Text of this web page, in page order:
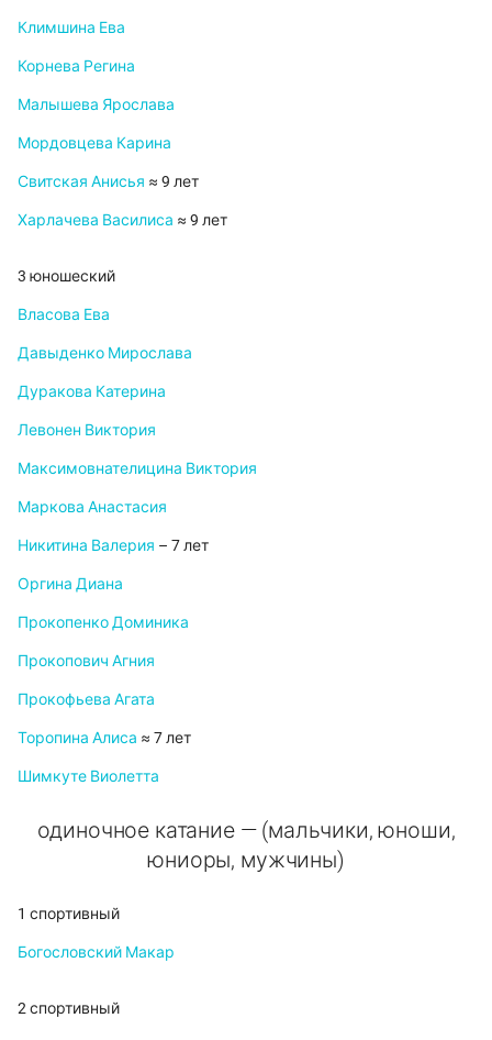
Климшина Ева
Корнева Регина
Малышева Ярослава
Мордовцева Карина
Свитская Анисья ≈ 9 лет
Харлачева Василиса ≈ 9 лет
3 юношеский
Власова Ева
Давыденко Мирослава
Дуракова Катерина
Левонен Виктория
Максимовнателицина Виктория
Маркова Анастасия
Никитина Валерия – 7 лет
Оргина Диана
Прокопенко Доминика
Прокопович Агния
Прокофьева Агата
Торопина Алиса ≈ 7 лет
Шимкуте Виолетта
одиночное катание — (мальчики, юноши,
юниоры, мужчины)
1 спортивный
Богословский Макар
2 спортивный